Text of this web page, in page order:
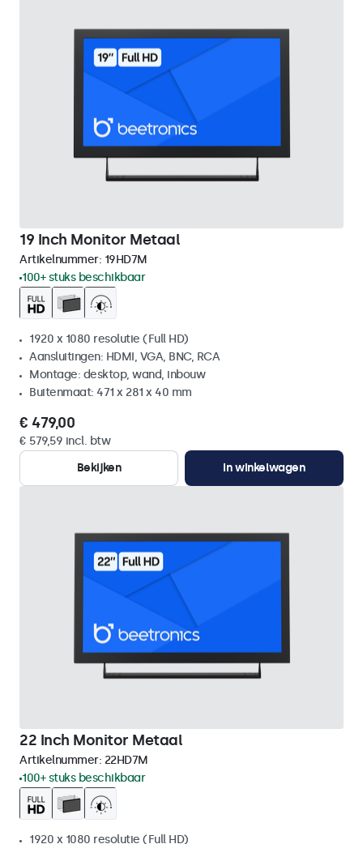
19 Inch Monitor Metaal
Artikelnummer: 19HD7M
100+ stuks beschikbaar
1920 x 1080 resolutie (Full HD)
Aansluitingen: HDMI, VGA, BNC, RCA
Montage: desktop, wand, inbouw
Buitenmaat: 471 x 281 x 40 mm
€ 479,00
€ 579,59 incl. btw
Bekijken
In winkelwagen
22 Inch Monitor Metaal
Artikelnummer: 22HD7M
100+ stuks beschikbaar
1920 x 1080 resolutie (Full HD)